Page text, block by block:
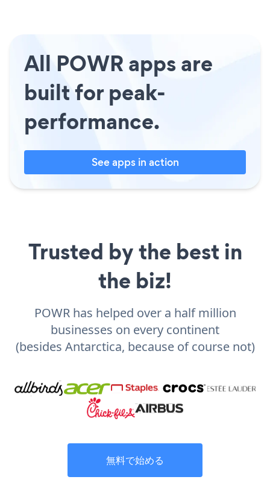
All POWR apps are
built for peak-
performance.
See apps in action
Trusted by the best in
the biz!
POWR has helped over a half million
businesses on every continent
(besides Antarctica, because of course not)
無料で始める